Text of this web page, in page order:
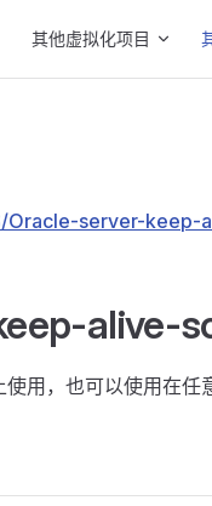
其他虚拟化项目
Oracle-server-keep-
alive-
用，也可以使用在